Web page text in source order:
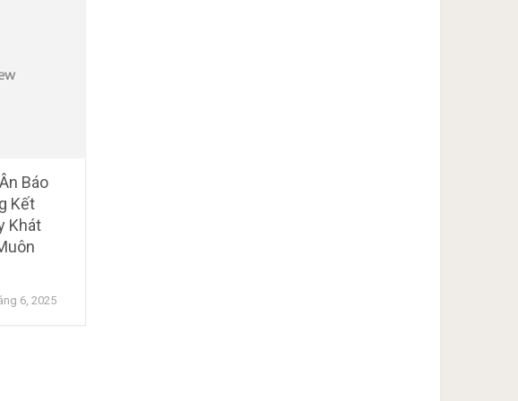
Báo
Kết
Khát
6, 2025